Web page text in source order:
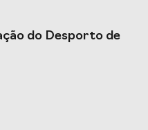
do Desporto de